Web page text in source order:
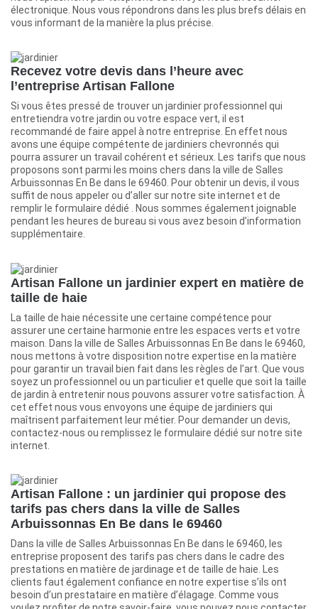
électronique. Nous vous répondrons dans les plus brefs délais en
vous informant de la manière la plus précise.
Recevez votre devis dans l’heure avec
l’entreprise Artisan Fallone
Si vous êtes pressé de trouver un jardinier professionnel qui
entretiendra votre jardin ou votre espace vert, il est
recommandé de faire appel à notre entreprise. En effet nous
avons une équipe compétente de jardiniers chevronnés qui
pourra assurer un travail cohérent et sérieux. Les tarifs que nous
proposons sont parmi les moins chers dans la ville de Salles
Arbuissonnas En Be dans le 69460. Pour obtenir un devis, il vous
suffit de nous appeler ou d’aller sur notre site internet et de
remplir le formulaire dédié . Nous sommes également joignable
pendant les heures de bureau si vous avez besoin d’information
supplémentaire.
Artisan Fallone un jardinier expert en matière de
taille de haie
La taille de haie nécessite une certaine compétence pour
assurer une certaine harmonie entre les espaces verts et votre
maison. Dans la ville de Salles Arbuissonnas En Be dans le 69460,
nous mettons à votre disposition notre expertise en la matière
pour garantir un travail bien fait dans les règles de l’art. Que vous
soyez un professionnel ou un particulier et quelle que soit la taille
de jardin à entretenir nous pouvons assurer votre satisfaction. À
cet effet nous vous envoyons une équipe de jardiniers qui
maîtrisent parfaitement leur métier. Pour demander un devis,
contactez-nous ou remplissez le formulaire dédié sur notre site
internet.
Artisan Fallone : un jardinier qui propose des
tarifs pas chers dans la ville de Salles
Arbuissonnas En Be dans le 69460
Dans la ville de Salles Arbuissonnas En Be dans le 69460, les
entreprise proposent des tarifs pas chers dans le cadre des
prestations en matière de jardinage et de taille de haie. Les
clients faut également confiance en notre expertise s’ils ont
besoin d’un prestataire en matière d’élagage. Comme vous